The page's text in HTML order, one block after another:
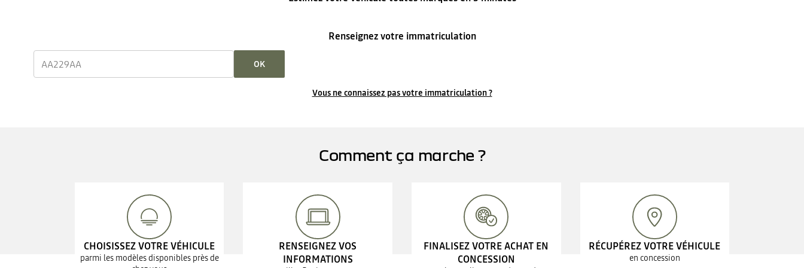
Renseignez votre immatriculation
OK
Vous ne connaissez pas votre immatriculation ?
Comment ça marche ?
CHOISISSEZ VOTRE VÉHICULE
parmi les modèles disponibles près de
RENSEIGNEZ VOS
INFORMATIONS
FINALISEZ VOTRE ACHAT EN
CONCESSION
RÉCUPÉREZ VOTRE VÉHICULE
en concession